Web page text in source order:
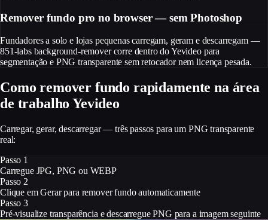
Remover fundo pro no browser — sem Photoshop
Fundadores a solo e lojas pequenas carregam, geram e descarregam —
851-labs background-remover corre dentro do Yevideo para
segmentação e PNG transparente sem retocador nem licença pesada.
Como remover fundo rapidamente na área
de trabalho Yevideo
Carregar, gerar, descarregar — três passos para um PNG transparente
real:
Passo 1
Carregue JPG, PNG ou WEBP
Passo 2
Clique em Gerar para remover fundo automaticamente
Passo 3
Pré-visualize transparência e descarregue PNG para a imagem seguinte